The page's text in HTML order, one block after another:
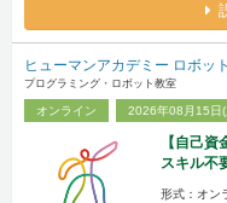
ヒューマンアカデミー ロボッ
プログラミング・ロボット教室
オンライン 2026年08月15日(
【自己
スキル不
形式：オン